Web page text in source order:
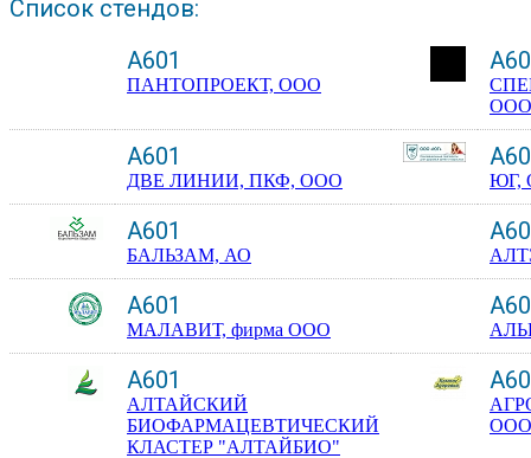
Список стендов:
A601
ПАНТОПРОЕКТ, ООО
ООО
A601
ДВЕ ЛИНИИ, ПКФ, ООО ЮГ,
A601
БАЛЬЗАМ, АО
A601
МАЛАВИТ, фирма ООО
A601
АЛТАЙСКИЙ
БИОФАРМАЦЕВТИЧЕСКИЙ
КЛАСТЕР "АЛТАЙБИО"
ООО